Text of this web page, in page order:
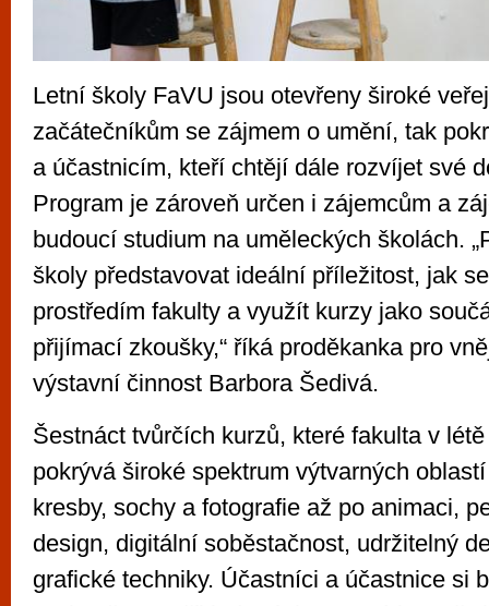
Letní školy FaVU jsou otevřeny široké
začátečníkům se zájmem o umění, tak
a účastnicím, kteří chtějí dále rozvíjet své
Program je zároveň určen i zájemcům a
budoucí studium na uměleckých školách.
školy představovat ideální příležitost, jak
prostředím fakulty a využít kurzy jako
přijímací zkoušky,“ říká proděkanka pro
výstavní činnost Barbora Šedivá.
Šestnáct tvůrčích kurzů, které fakulta v
pokrývá široké spektrum výtvarných
kresby, sochy a fotografie až po animaci,
design, digitální soběstačnost, udržitelný
grafické techniky. Účastníci a účastnice si